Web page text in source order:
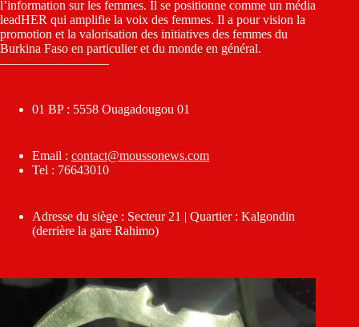
l’information sur les femmes. Il se positionne comme un média
leadHER qui amplifie la voix des femmes. Il a pour vision la
promotion et la valorisation des initiatives des femmes du
Burkina Faso en particulier et du monde en général.
————————–
01 BP : 5558 Ouagadougou 01
Email : contact@moussonews.com
Tel : 76643010
Adresse du siège : Secteur 21 | Quartier : Kalgondin
(derrière la gare Rahimo)